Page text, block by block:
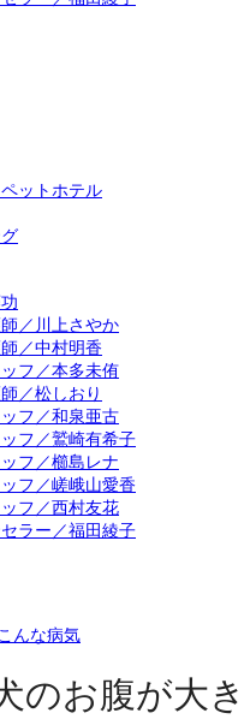
ットホテル
／川上さやか
／中村明香
フ／本多未侑
／松しおり
フ／和泉亜古
フ／鷲崎有希子
フ／櫛島レナ
フ／嵯峨山愛香
フ／西村友花
ラー／福田綾子
んな病気
のお腹が大